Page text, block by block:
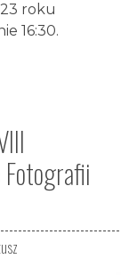
roku
16:30.
Fotografii